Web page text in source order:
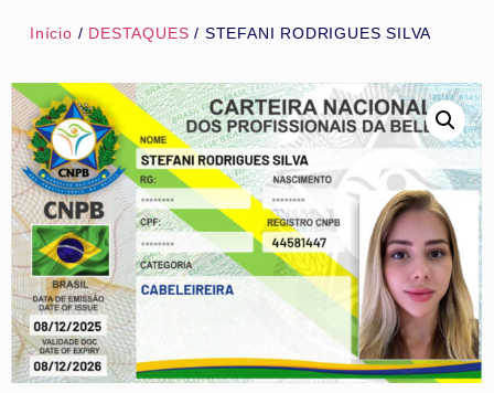
Início / DESTAQUES / STEFANI RODRIGUES SILVA